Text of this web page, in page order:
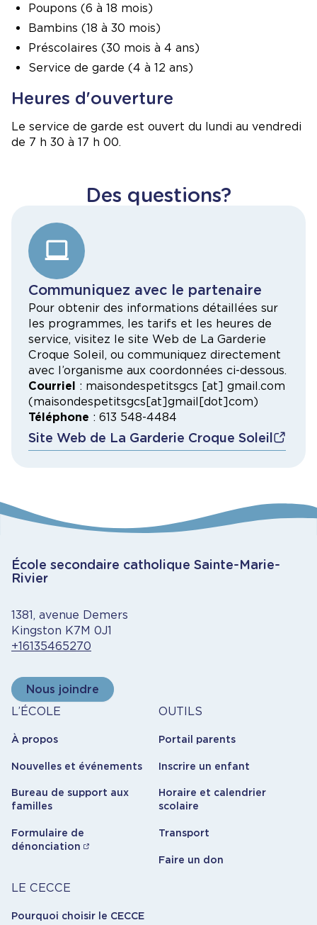
Poupons (6 à 18 mois)
Bambins (18 à 30 mois)
Préscolaires (30 mois à 4 ans)
Service de garde (4 à 12 ans)
Heures d'ouverture
Le service de garde est ouvert du lundi au vendredi
de 7 h 30 à 17 h 00.
Des questions?
Communiquez avec le partenaire
Pour obtenir des informations détaillées sur
les programmes, les tarifs et les heures de
service, visitez le site Web de La Garderie
Croque Soleil, ou communiquez directement
avec l’organisme aux coordonnées ci-dessous.
Courriel : maisondespetitsgcs [at] gmail.com
(maisondespetitsgcs[at]gmail[dot]com)
Téléphone : 613 548-4484
Site Web de La Garderie Croque Soleil
École secondaire catholique Sainte-Marie-
Rivier
1381, avenue Demers
Kingston K7M 0J1
+16135465270
Nous joindre
À
propos
L’ÉCOLE
À propos
Nouvelles et événements
Bureau de support aux
familles
Formulaire de
dénonciation
Outils
OUTILS
Portail parents
Inscrire un enfant
Horaire et calendrier
scolaire
Transport
Faire un don
Carrière
LE CECCE
Pourquoi choisir le CECCE